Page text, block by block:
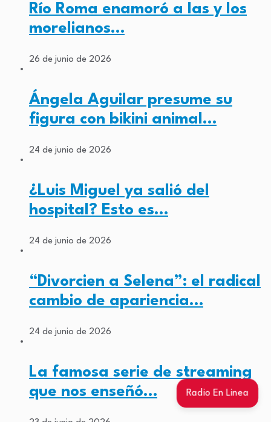
Radio En Linea
Río Roma enamoró a las y los
morelianos…
26 de junio de 2026
Ángela Aguilar presume su
figura con bikini animal…
24 de junio de 2026
¿Luis Miguel ya salió del
hospital? Esto es…
24 de junio de 2026
“Divorcien a Selena”: el radical
cambio de apariencia…
24 de junio de 2026
La famosa serie de streaming
que nos enseñó…